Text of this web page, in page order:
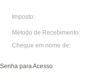
Imposto:
Método de Recebimento:
Cheque em nome de:
Senha para Acesso